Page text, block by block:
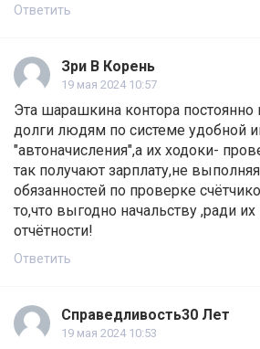
Ответить
Зри В Корень
19 мая 2024 10:57
Эта шарашкина контора постоянно
долги людям по системе удобной
"автоначисления",а их ходоки-
так получают зарплату,не
обязанностей по проверке
то,что выгодно начальству ,ради
отчётности!
Ответить
Справедливость30 Лет
19 мая 2024 10:53